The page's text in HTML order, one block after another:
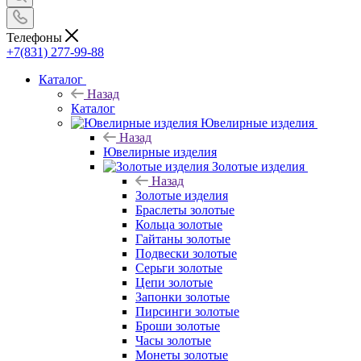
Телефоны
+7(831) 277-99-88
Каталог
Назад
Каталог
Ювелирные изделия
Назад
Ювелирные изделия
Золотые изделия
Назад
Золотые изделия
Браслеты золотые
Кольца золотые
Гайтаны золотые
Подвески золотые
Серьги золотые
Цепи золотые
Запонки золотые
Пирсинги золотые
Броши золотые
Часы золотые
Монеты золотые